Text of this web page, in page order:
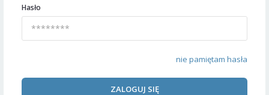
Hasło
nie pamiętam hasła
ZALOGUJ SIĘ